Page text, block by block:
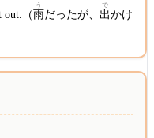
out.（雨
う
だったが、出
で
かけ